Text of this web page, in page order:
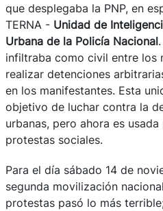
que desplegaba la PNP, en
TERNA - Unidad de
Urbana de la Policía Nacional
infiltraba como civil entre los
realizar detenciones
en los manifestantes. Esta
objetivo de luchar contra la
urbanas, pero ahora es
protestas sociales.
Para el día sábado 14 de
segunda movilización
protestas pasó lo más